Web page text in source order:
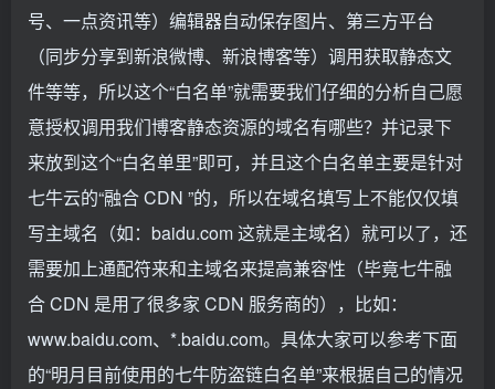
号、一点资讯等）编辑器自动保存图片、第三方平台
（同步分享到新浪微博、新浪博客等）调用获取静态文
件等等，所以这个“白名单”就需要我们仔细的分析自己愿
意授权调用我们博客静态资源的域名有哪些？并记录下
来放到这个“白名单里”即可，并且这个白名单主要是针对
七牛云的“融合 CDN ”的，所以在域名填写上不能仅仅填
写主域名（如：baidu.com 这就是主域名）就可以了，还
需要加上通配符来和主域名来提高兼容性（毕竟七牛融
合 CDN 是用了很多家 CDN 服务商的），比如：
www.baidu.com、*.baidu.com。具体大家可以参考下面
的“明月目前使用的七牛防盗链白名单”来根据自己的情况